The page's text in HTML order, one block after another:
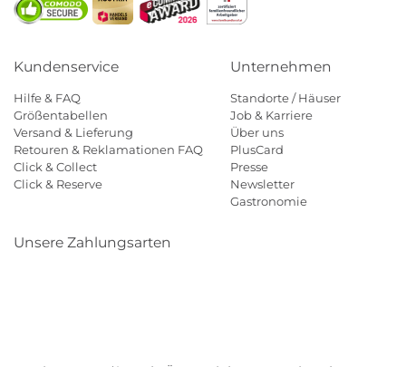
Kundenservice
Hilfe & FAQ
Größentabellen
Versand & Lieferung
Retouren & Reklamationen FAQ
Click & Collect
Click & Reserve
Unternehmen
Standorte / Häuser
Job & Karriere
Über uns
PlusCard
Presse
Newsletter
Gastronomie
Unsere Zahlungsarten